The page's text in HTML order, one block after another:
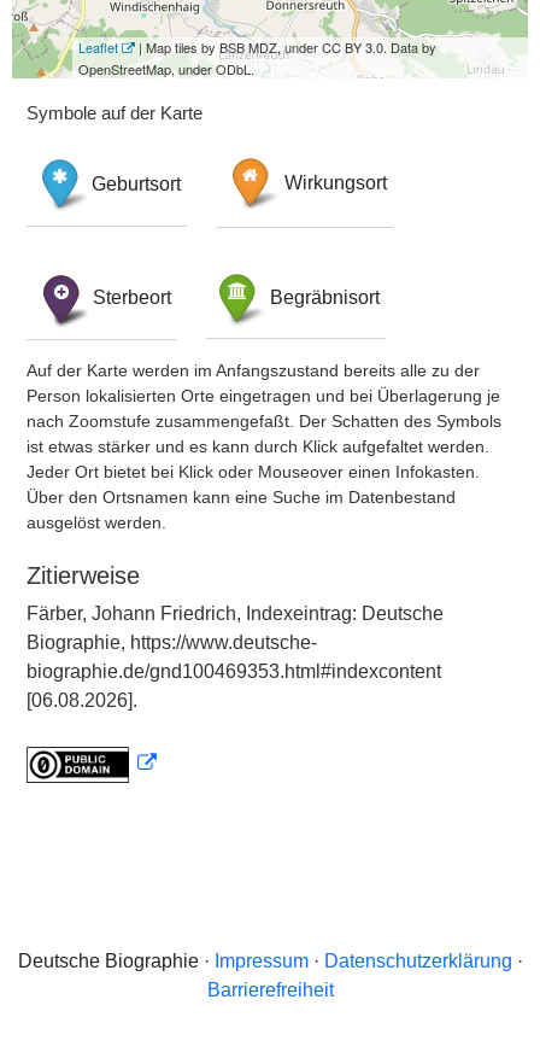
Leaflet
| Map tiles by BSB MDZ, under CC BY 3.0. Data by
OpenStreetMap, under ODbL.
Symbole auf der Karte
Geburtsort Wirkungsort
Sterbeort Begräbnisort
Auf der Karte werden im Anfangszustand bereits alle zu der
Person lokalisierten Orte eingetragen und bei Überlagerung je
nach Zoomstufe zusammengefaßt. Der Schatten des Symbols
ist etwas stärker und es kann durch Klick aufgefaltet werden.
Jeder Ort bietet bei Klick oder Mouseover einen Infokasten.
Über den Ortsnamen kann eine Suche im Datenbestand
ausgelöst werden.
Zitierweise
Färber, Johann Friedrich, Indexeintrag: Deutsche
Biographie, https://www.deutsche-
biographie.de/gnd100469353.html#indexcontent
[06.08.2026].
Deutsche Biographie · Impressum· Datenschutzerklärung ·
Barrierefreiheit